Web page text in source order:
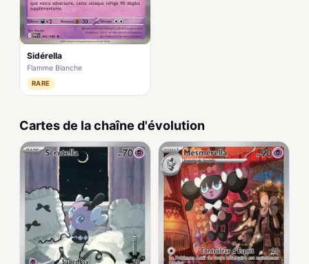
Sidérella
Flamme Blanche
RARE
Cartes de la chaîne d'évolution